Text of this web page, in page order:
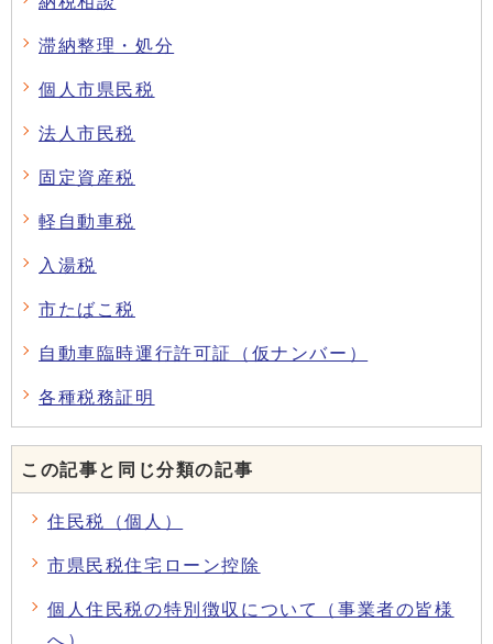
滞納整理・処分
個人市県民税
法人市民税
固定資産税
軽自動車税
入湯税
市たばこ税
自動車臨時運行許可証（仮ナンバー）
各種税務証明
この記事と同じ分類の記事
住民税（個人）
市県民税住宅ローン控除
個人住民税の特別徴収について（事業者の皆様
へ）